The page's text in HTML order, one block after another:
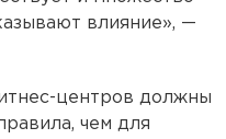
влияние», —
центров должны
чем для